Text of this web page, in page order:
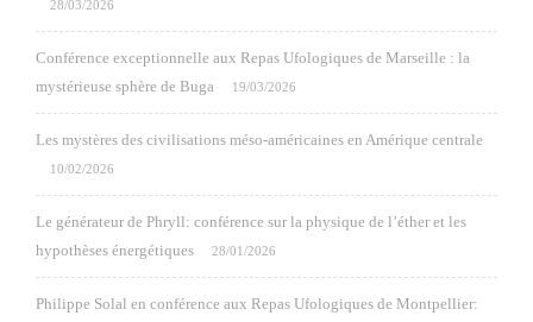
28/03/2026
Conférence exceptionnelle aux Repas Ufologiques de Marseille : la
mystérieuse sphère de Buga
19/03/2026
Les mystères des civilisations méso-américaines en Amérique centrale
10/02/2026
Le générateur de Phryll: conférence sur la physique de l’éther et les
hypothèses énergétiques
28/01/2026
Philippe Solal en conférence aux Repas Ufologiques de Montpellier: